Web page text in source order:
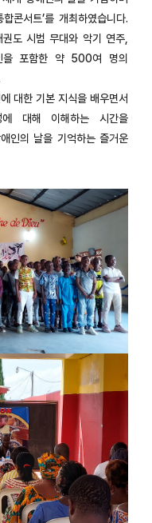
콘서트’를 개최하였습니다.
도 시범 무대와 악기 연주,
을 포함한 약 500여 명의
대한 기본 지식을 배우면서
에 대해 이해하는 시간을
인의 날을 기억하는 즐거운